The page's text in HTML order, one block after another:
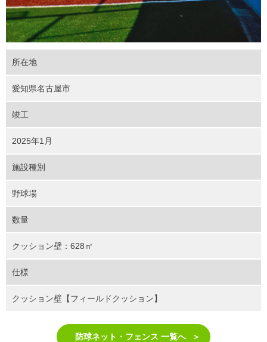
所在地
愛知県名古屋市
竣工
2025年1月
施設種別
野球場
数量
クッション壁：628㎡
仕様
クッション壁【フィールドクッション】
防球ネット・フェンス 一覧へ